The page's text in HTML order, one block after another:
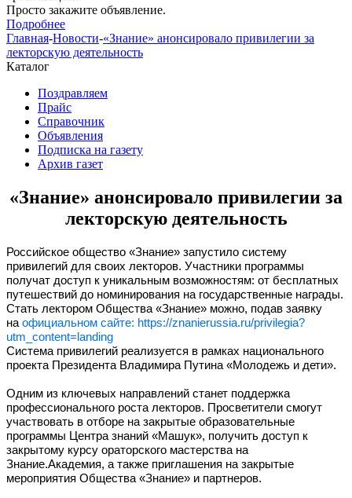
Просто закажите объявление.
Подробнее
Главная-Новости-«Знание» анонсировало привилегии за
лекторскую деятельность
Каталог
Поздравляем
Прайс
Справочник
Объявления
Подписка на газету
Архив газет
«Знание» анонсировало привилегии за
лекторскую деятельность
Российское общество «Знание» запустило систему
привилегий для своих лекторов. Участники программы
получат доступ к уникальным возможностям: от бесплатных
путешествий до номинирования на государственные награды.
Стать лектором Общества «Знание» можно, подав заявку
на официальном сайте: https://znanierussia.ru/privilegia?
utm_content=landing
Система привилегий реализуется в рамках национального
проекта Президента Владимира Путина «Молодежь и дети».
Одним из ключевых направлений станет поддержка
профессионального роста лекторов. Просветители смогут
участвовать в отборе на закрытые образовательные
программы Центра знаний «Машук», получить доступ к
закрытому курсу ораторского мастерства на
Знание.Академия, а также приглашения на закрытые
мероприятия Общества «Знание» и партнеров.